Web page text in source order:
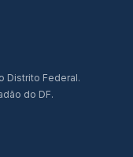
Distrito Federal.
do DF.